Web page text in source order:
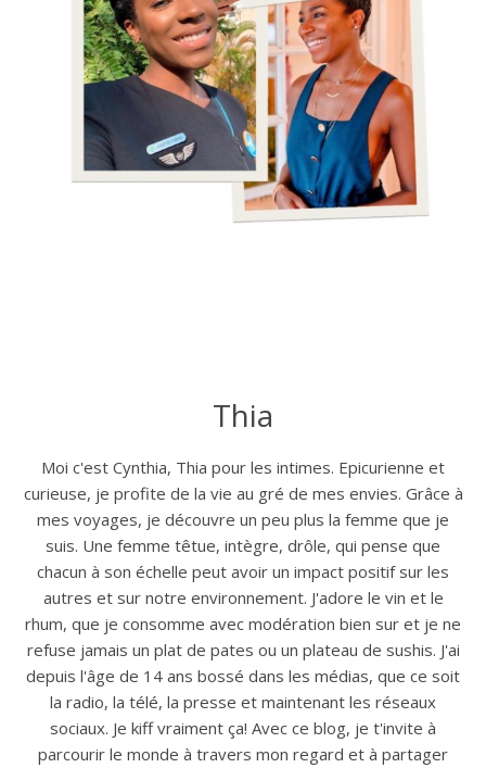
Thia
Moi c'est Cynthia, Thia pour les intimes. Epicurienne et
curieuse, je profite de la vie au gré de mes envies. Grâce à
mes voyages, je découvre un peu plus la femme que je
suis. Une femme têtue, intègre, drôle, qui pense que
chacun à son échelle peut avoir un impact positif sur les
autres et sur notre environnement. J'adore le vin et le
rhum, que je consomme avec modération bien sur et je ne
refuse jamais un plat de pates ou un plateau de sushis. J'ai
depuis l'âge de 14 ans bossé dans les médias, que ce soit
la radio, la télé, la presse et maintenant les réseaux
sociaux. Je kiff vraiment ça! Avec ce blog, je t'invite à
parcourir le monde à travers mon regard et à partager